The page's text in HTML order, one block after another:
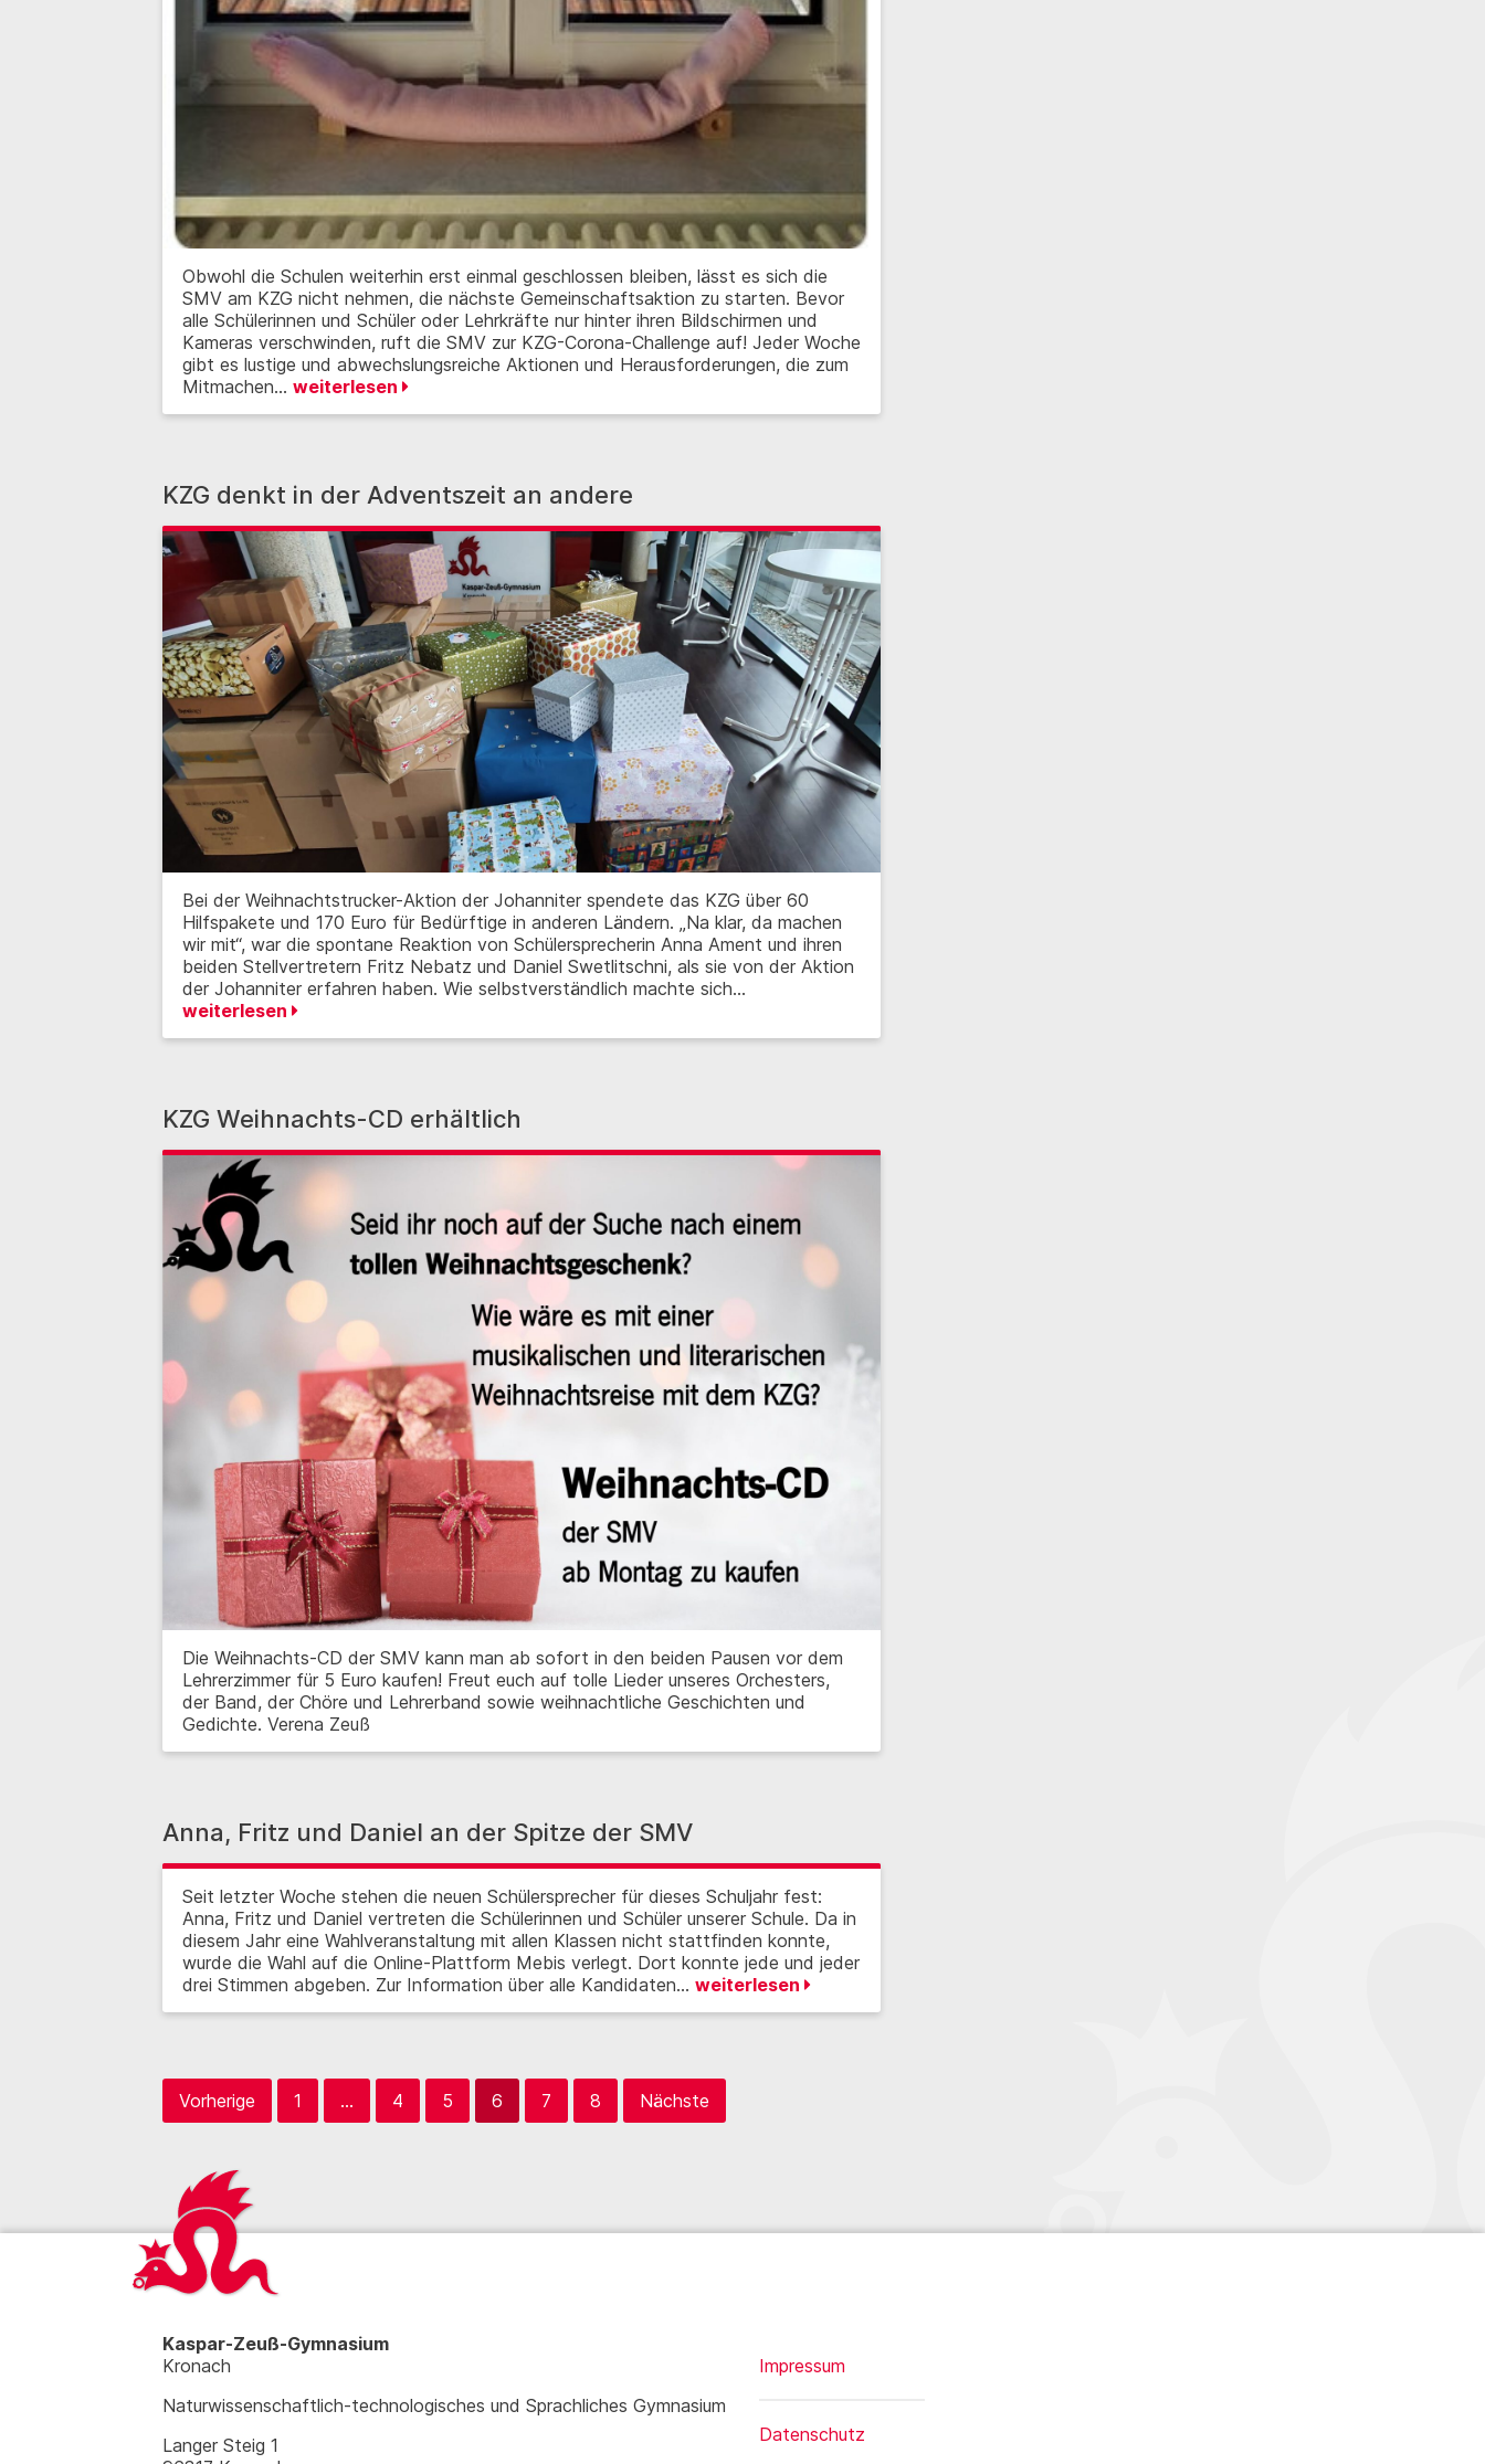
Obwohl die Schulen weiterhin erst einmal geschlossen bleiben, lässt es sich die
SMV am KZG nicht nehmen, die nächste Gemeinschaftsaktion zu starten. Bevor
alle Schülerinnen und Schüler oder Lehrkräfte nur hinter ihren Bildschirmen und
Kameras verschwinden, ruft die SMV zur KZG-Corona-Challenge auf! Jeder Woche
gibt es lustige und abwechslungsreiche Aktionen und Herausforderungen, die zum
Mitmachen… weiterlesen
KZG denkt in der Adventszeit an andere
Bei der Weihnachtstrucker-Aktion der Johanniter spendete das KZG über 60
Hilfspakete und 170 Euro für Bedürftige in anderen Ländern. „Na klar, da machen
wir mit“, war die spontane Reaktion von Schülersprecherin Anna Ament und ihren
beiden Stellvertretern Fritz Nebatz und Daniel Swetlitschni, als sie von der Aktion
der Johanniter erfahren haben. Wie selbstverständlich machte sich…
weiterlesen
KZG Weihnachts-CD erhältlich
Die Weihnachts-CD der SMV kann man ab sofort in den beiden Pausen vor dem
Lehrerzimmer für 5 Euro kaufen! Freut euch auf tolle Lieder unseres Orchesters,
der Band, der Chöre und Lehrerband sowie weihnachtliche Geschichten und
Gedichte. Verena Zeuß
Anna, Fritz und Daniel an der Spitze der SMV
Seit letzter Woche stehen die neuen Schülersprecher für dieses Schuljahr fest:
Anna, Fritz und Daniel vertreten die Schülerinnen und Schüler unserer Schule. Da in
diesem Jahr eine Wahlveranstaltung mit allen Klassen nicht stattfinden konnte,
wurde die Wahl auf die Online-Plattform Mebis verlegt. Dort konnte jede und jeder
drei Stimmen abgeben. Zur Information über alle Kandidaten… weiterlesen
Vorherige 1 … 4 5 6 7 8 Nächste
Kaspar-Zeuß-Gymnasium
Kronach
Naturwissenschaftlich-technologisches und Sprachliches Gymnasium
Langer Steig 1
Impressum
Datenschutz